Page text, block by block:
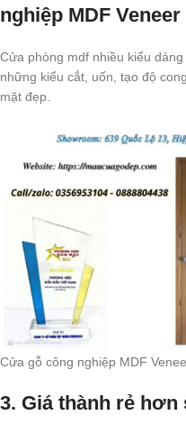
nghiệp MDF Veneer
Cửa phòng mdf nhiều kiểu
những kiểu cắt, uốn, tạo độ
mặt đẹp.
Cửa gỗ công nghiệp MDF
3. Giá thành rẻ